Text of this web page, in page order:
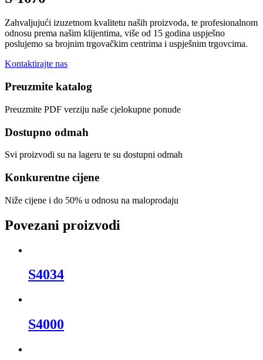
Zahvaljujući izuzetnom kvalitetu naših proizvoda, te profesionalnom
odnosu prema našim klijentima, više od 15 godina uspješno
poslujemo sa brojnim trgovačkim centrima i uspješnim trgovcima.
Kontaktirajte nas
Preuzmite katalog
Preuzmite PDF verziju naše cjelokupne ponude
Dostupno odmah
Svi proizvodi su na lageru te su dostupni odmah
Konkurentne cijene
Niže cijene i do 50% u odnosu na maloprodaju
Povezani proizvodi
S4034
S4000